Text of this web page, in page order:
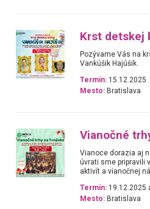
Krst detskej
Pozývame Vás na
Vankúšik Hajúšik.
Termín: 15.12.2025
Mesto: Bratislava
Vianočné
Vianoce dorazia aj
úvrati sme pripravili
aktivít a vianočnej
Termín: 19.12.2025
Mesto: Bratislava